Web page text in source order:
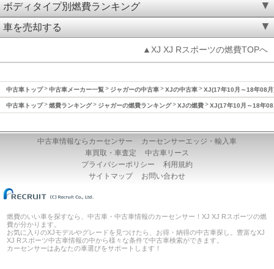
ボディタイプ別燃費ランキング
車を売却する
▲XJ XJ Rスポーツの燃費TOPへ
中古車トップ 中古車メーカー一覧 ジャガーの中古車 XJの中古車 XJ(17年10月～18年08月
中古車トップ 燃費ランキング ジャガーの燃費ランキング XJの燃費 XJ(17年10月～18年08
中古車情報ならカーセンサー
カーセンサーエッジ・輸入車
車買取・車査定
中古車リース
プライバシーポリシー
利用規約
サイトマップ
お問い合わせ
燃費のいい車を探すなら、中古車・中古車情報のカーセンサー！XJ XJ Rスポーツの燃
費が分かります。
お気に入りのXJモデルやグレードを見つけたら、お得・納得の中古車探し。豊富なXJ
XJ Rスポーツ中古車情報の中から様々な条件で中古車検索ができます。
カーセンサーはあなたの車選びをサポートします！